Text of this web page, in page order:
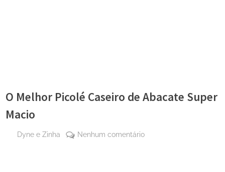
O Melhor Picolé Caseiro de Abacate Super
Macio
By
Dyne e Zinha Nenhum comentárioem